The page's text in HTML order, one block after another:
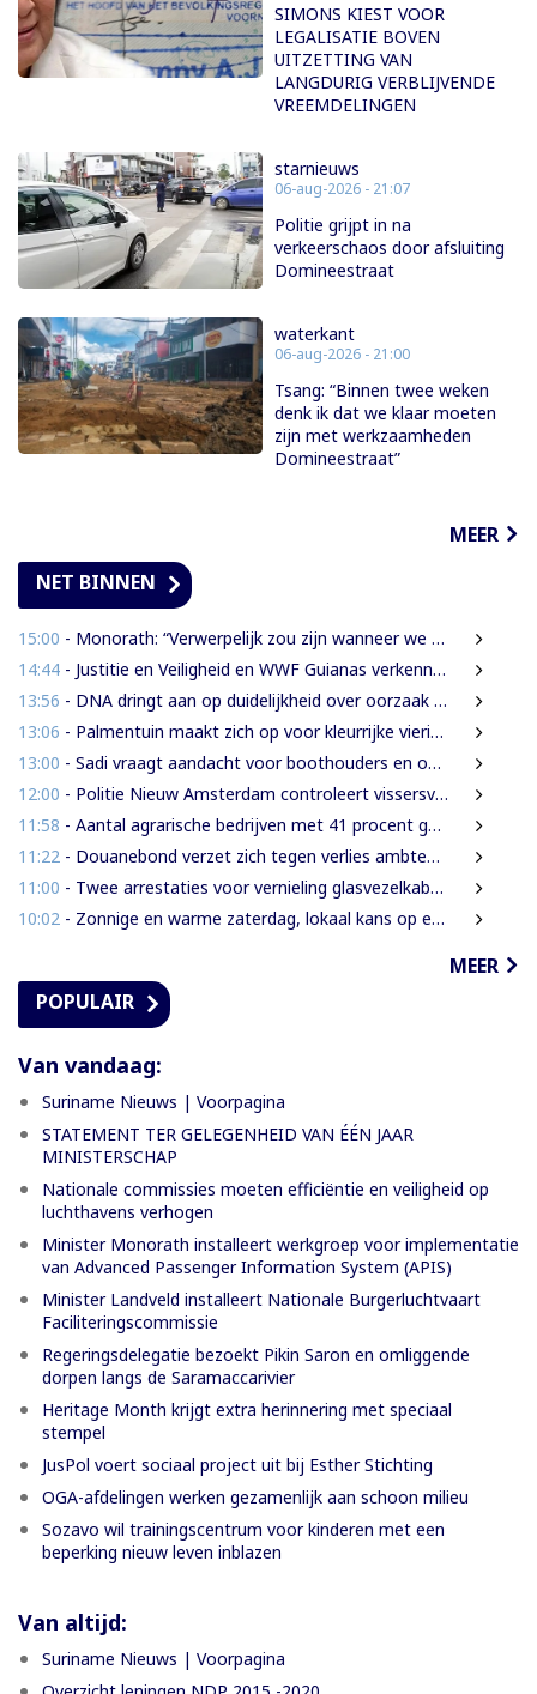
SIMONS KIEST VOOR
LEGALISATIE BOVEN
UITZETTING VAN
LANGDURIG VERBLIJVENDE
VREEMDELINGEN
starnieuws
06-aug-2026 - 21:07
Politie grijpt in na
verkeerschaos door afsluiting
Domineestraat
waterkant
06-aug-2026 - 21:00
Tsang: “Binnen twee weken
denk ik dat we klaar moeten
zijn met werkzaamheden
Domineestraat”
MEER
NET BINNEN
15:00 - Monorath: “Verwerpelijk zou zijn wanneer we de dingen zouden bedekken met de mantel der liefde”
14:44 - Justitie en Veiligheid en WWF Guianas verkennen verdere samenwerking
13:56 - DNA dringt aan op duidelijkheid over oorzaak massale vissterfte
13:06 - Palmentuin maakt zich op voor kleurrijke viering Dag der Inheemsen
13:00 - Sadi vraagt aandacht voor boothouders en overbelasting Wijdenboschbrug
12:00 - Politie Nieuw Amsterdam controleert vissersvaartuigen op de rivier
11:58 - Aantal agrarische bedrijven met 41 procent gegroeid
11:22 - Douanebond verzet zich tegen verlies ambtenarenstatus bij wijziging Wet Belastingdienst
11:00 - Twee arrestaties voor vernieling glasvezelkabels Telesur; maskers en kabelknipper gevonden
10:02 - Zonnige en warme zaterdag, lokaal kans op een bui
MEER
POPULAIR
Van vandaag:
Suriname Nieuws | Voorpagina
STATEMENT TER GELEGENHEID VAN ÉÉN JAAR
MINISTERSCHAP
Nationale commissies moeten efficiëntie en veiligheid op
luchthavens verhogen
Minister Monorath installeert werkgroep voor implementatie
van Advanced Passenger Information System (APIS)
Minister Landveld installeert Nationale Burgerluchtvaart
Faciliteringscommissie
Regeringsdelegatie bezoekt Pikin Saron en omliggende
dorpen langs de Saramaccarivier
Heritage Month krijgt extra herinnering met speciaal
stempel
JusPol voert sociaal project uit bij Esther Stichting
OGA-afdelingen werken gezamenlijk aan schoon milieu
Sozavo wil trainingscentrum voor kinderen met een
beperking nieuw leven inblazen
Van altijd:
Suriname Nieuws | Voorpagina